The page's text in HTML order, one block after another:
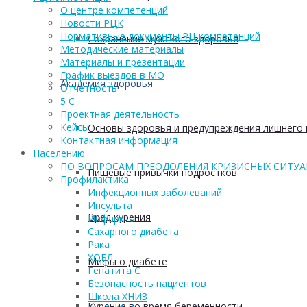
Сохранение мужского здоровья
Академия здоровья
Основы здоровья и предупреждения лишнего
Пищевые привычки подростков
Вред курения
Мифы о диабете
О центре компетенций
Новости РЦК
Нормативные документы РЦ компетенций
Методические материалы
Материалы и презентации
График выездов в МО
Отчетность
5 С
Проектная деятельность
Кейсы
Контактная информация
Населению
ПО ВОПРОСАМ ПРЕОДОЛЕНИЯ КРИЗИСНЫХ
Профилактика
Инфекционных заболеваний
Инсульта
Инфаркта
Сахарного диабета
Рака
ХОБЛ
Гепатита С
Безопасность пациентов
Школа ХНИЗ